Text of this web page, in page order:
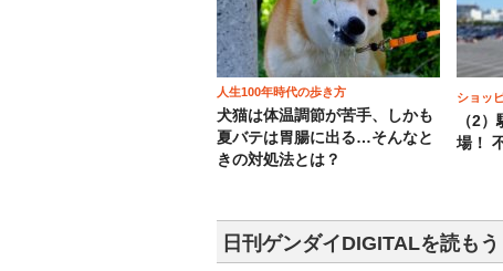
人生100年時代の歩き方
犬猫は体温調節が苦手、しかも
夏バテは胃腸に出る…そんなと
きの対処法とは？
ショッ
（2
場！
日刊ゲンダイDIGITALを読もう